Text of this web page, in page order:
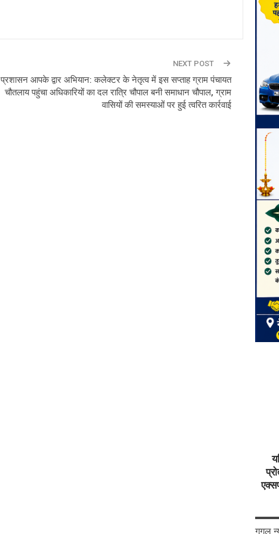
NEXT POST
प्रशासन आपके द्वार अभियान: कलेक्टर के नेतृत्व में इस सप्ताह ग्राम पंचायत
चौतलाय पहुंचा अधिकारियों का दल रात्रि चौपाल बनी समाधान चौपाल, ग्राम
वासियों की समस्याओं पर हुई त्वरित कार्रवाई
गूगल